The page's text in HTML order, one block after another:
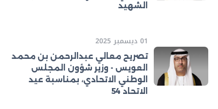
الشهيد
01 ديسمبر 2025
تصريح معالي عبدالرحمن بن محمد
العويس - وزير شؤون المجلس
الوطني الاتحادي، بمناسبة عيد
الاتحاد 54